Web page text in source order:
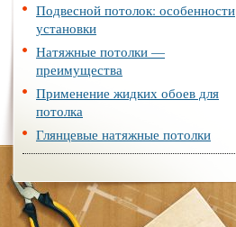
Подвесной потолок: особенности
установки
Натяжные потолки —
преимущества
Применение жидких обоев для
потолка
Глянцевые натяжные потолки